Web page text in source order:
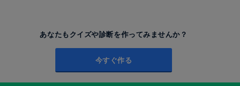
あなたもクイズや診断を作ってみませんか？
今すぐ作る